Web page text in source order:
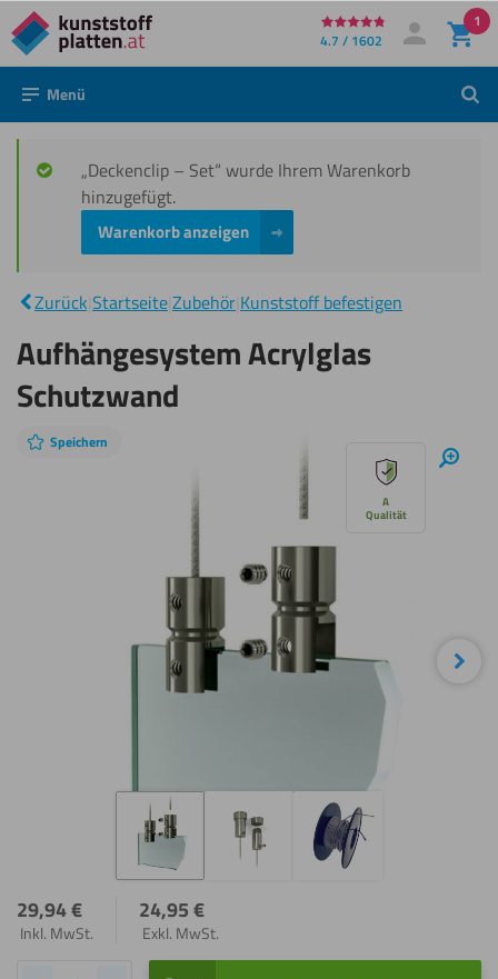
Direkt
zum
Inhalt
4.7 / 1602 Mein Konto
Anmelden
1
Menü
„Deckenclip – Set“ wurde Ihrem Warenkorb
hinzugefügt.
Warenkorb anzeigen
Zurück StartseiteZubehör Kunststoff befestigen
Acrylglas
Schutzwand
Aufhängesystem Acrylglas
Schutzwand
überspringen
Speichern
A
Qualität
29,94€
Inkl. MwSt.
24,95€
Exkl. MwSt.